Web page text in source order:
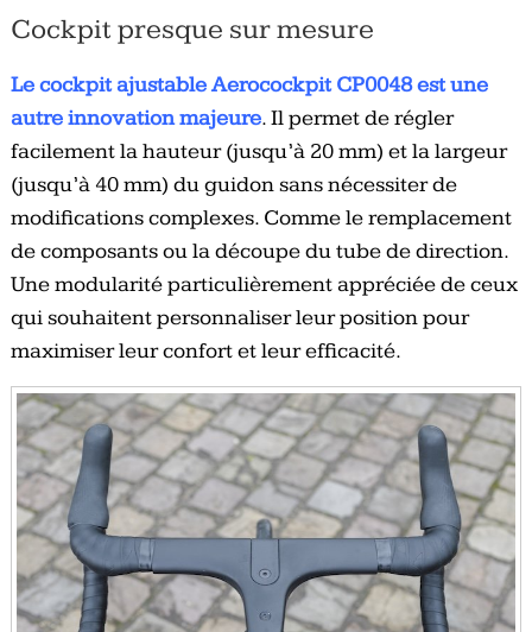
Cockpit presque sur mesure
Le cockpit ajustable Aerocockpit CP0048 est une
autre innovation majeure. Il permet de régler
facilement la hauteur (jusqu’à 20 mm) et la largeur
(jusqu’à 40 mm) du guidon sans nécessiter de
modifications complexes. Comme le remplacement
de composants ou la découpe du tube de direction.
Une modularité particulièrement appréciée de ceux
qui souhaitent personnaliser leur position pour
maximiser leur confort et leur efficacité.